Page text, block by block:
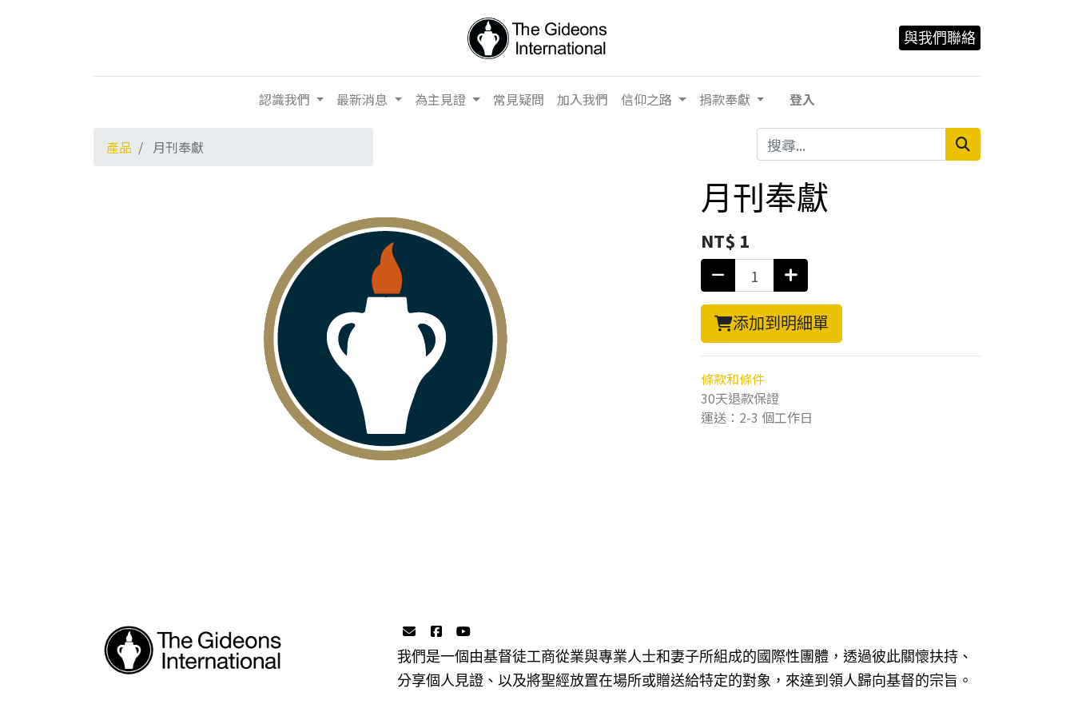
與我們聯絡
認識我們 最新消息 為主見證 常見疑問 加入我們 信仰之路 捐款奉獻 登入
產品 月刊奉獻
月刊奉獻
NT$ 1
添加到明細單
條款和條件
30天退款保證
運送：2-3 個工作日
我們是一個由基督徒工商從業與專業人士和妻子所組成的國際性團體，透過彼此關懷扶持、
分享個人見證、以及將聖經放置在場所或贈送給特定的對象，來達到領人歸向基督的宗旨。